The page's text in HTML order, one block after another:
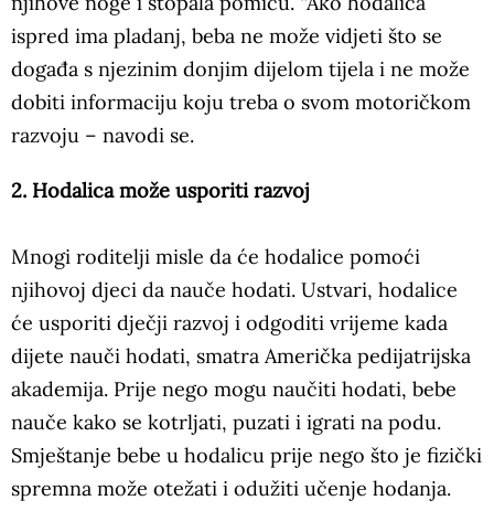
ispred ima pladanj, beba ne može vidjeti što se
događa s njezinim donjim dijelom tijela i ne može
dobiti informaciju koju treba o svom motoričkom
razvoju – navodi se.
2. Hodalica može usporiti razvoj
Mnogi roditelji misle da će hodalice pomoći
njihovoj djeci da nauče hodati. Ustvari, hodalice
će usporiti dječji razvoj i odgoditi vrijeme kada
dijete nauči hodati, smatra Američka pedijatrijska
akademija. Prije nego mogu naučiti hodati, bebe
nauče kako se kotrljati, puzati i igrati na podu.
Smještanje bebe u hodalicu prije nego što je fizički
spremna može otežati i odužiti učenje hodanja.